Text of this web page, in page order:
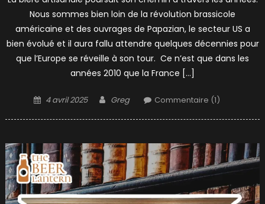
Nous sommes bien loin de la révolution brassicole
américaine et des ouvrages de Papazian, le secteur US a
bien évolué et il aura fallu attendre quelques décennies pour
que l’Europe se réveille à son tour. Ce n’est que dans les
années 2010 que la France […]
Posted
4 avril 2025 Author
Greg Commentaire (1)